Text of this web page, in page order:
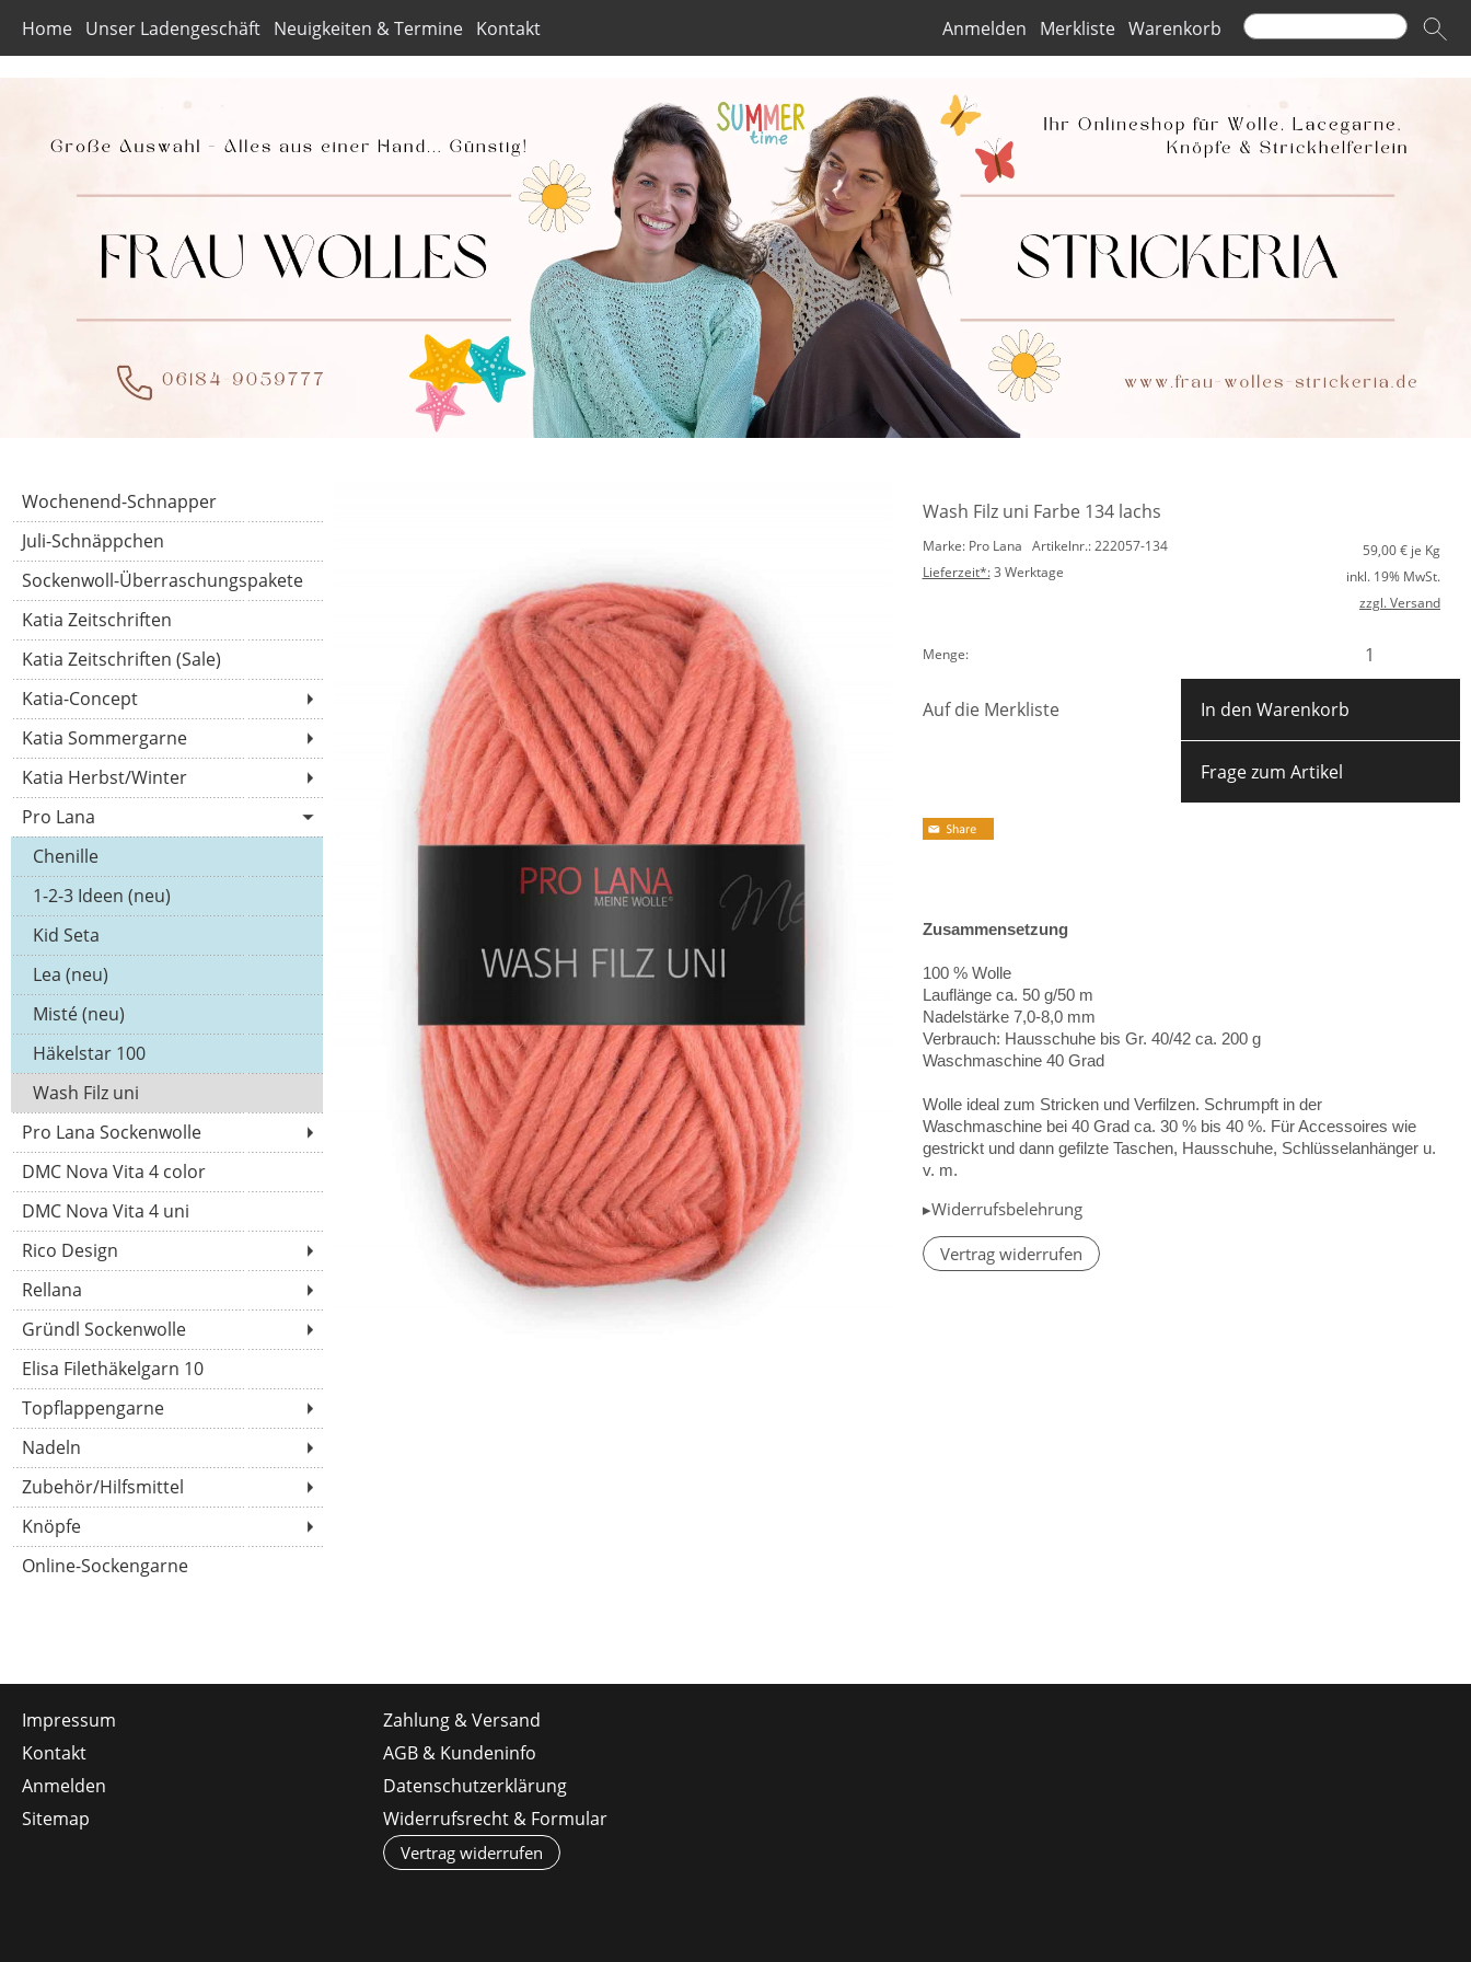
Home Unser Ladengeschäft Neuigkeiten & Termine Kontakt Anmelden Merkliste Warenkorb
Wochenend-Schnapper
Juli-Schnäppchen
Sockenwoll-Überraschungspakete
Katia Zeitschriften
Katia Zeitschriften (Sale)
Katia-Concept
Katia Sommergarne
Katia Herbst/Winter
Pro Lana
Chenille
1-2-3 Ideen (neu)
Kid Seta
Lea (neu)
Misté (neu)
Häkelstar 100
Wash Filz uni
Pro Lana Sockenwolle
DMC Nova Vita 4 color
DMC Nova Vita 4 uni
Rico Design
Rellana
Gründl Sockenwolle
Elisa Filethäkelgarn 10
Topflappengarne
Nadeln
Zubehör/Hilfsmittel
Knöpfe
Online-Sockengarne
Wash Filz uni Farbe 134 lachs
Marke: Pro Lana Artikelnr.: 222057-134
Lieferzeit*:3 Werktage
59,00€ je Kg
inkl. 19% MwSt.
zzgl. Versand
Menge:
Auf die Merkliste In den Warenkorb
Frage zum Artikel
Zusammensetzung
100 % Wolle
Lauflänge ca. 50 g/50 m
Nadelstärke 7,0-8,0 mm
Verbrauch: Hausschuhe bis Gr. 40/42 ca. 200 g
Waschmaschine 40 Grad
Wolle ideal zum Stricken und Verfilzen. Schrumpft in der
Waschmaschine bei 40 Grad ca. 30 % bis 40 %. Für Accessoires wie
gestrickt und dann gefilzte Taschen, Hausschuhe, Schlüsselanhänger u.
v. m.
▸Widerrufsbelehrung
Vertrag widerrufen
Impressum
Kontakt
Anmelden
Sitemap
Zahlung & Versand
AGB & Kundeninfo
Datenschutzerklärung
Widerrufsrecht & Formular
Vertrag widerrufen